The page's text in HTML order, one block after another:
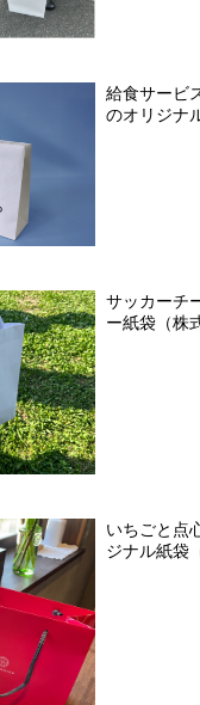
給食サービ
のオリジナ
サッカーチ
ー紙袋（株
いちごと点
ジナル紙袋